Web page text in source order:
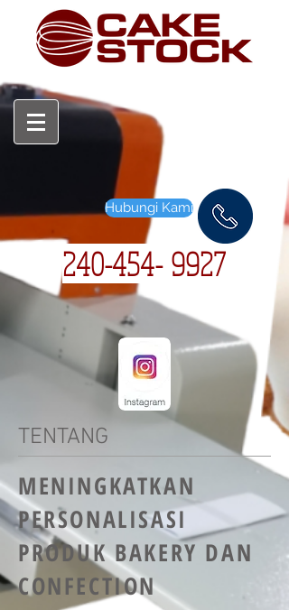
Hubungi Kami
240-454- 9927
TENTANG
MENINGKATKAN
PERSONALISASI
PRODUK BAKERY DAN
CONFECTION